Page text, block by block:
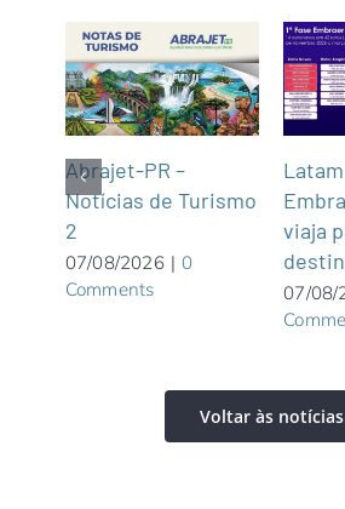
Abrajet-PR –
Notícias de Turismo
2
07/08/2026 | 0
Comments
viaja
07/08/
Voltar às notícias